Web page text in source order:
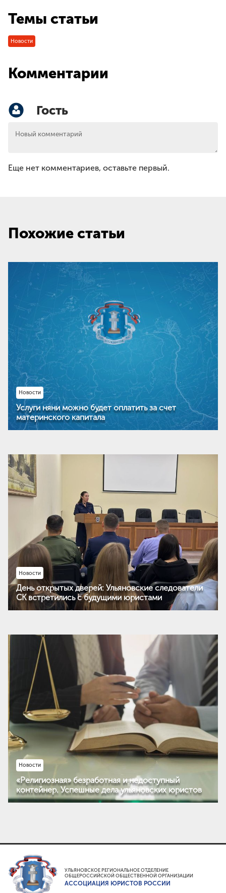
Темы статьи
Новости
Комментарии
Гость
Еще нет комментариев, оставьте первый.
Похожие статьи
Новости
Услуги няни можно будет оплатить за счет
материнского капитала
Новости
День открытых дверей: Ульяновские следователи
СК встретились с будущими юристами
Новости
«Религиозная» безработная и недоступный
контейнер. Успешные дела ульяновских юристов
УЛЬЯНОВСКОЕ РЕГИОНАЛЬНОЕ ОТДЕЛЕНИЕ
ОБЩЕРОССИЙСКОЙ ОБЩЕСТВЕННОЙ ОРГАНИЗАЦИИ
АССОЦИАЦИЯ ЮРИСТОВ РОССИИ